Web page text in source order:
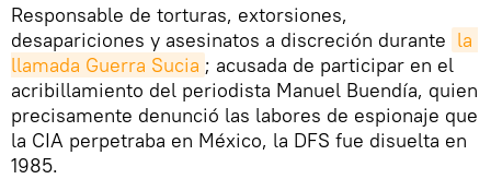
Responsable de torturas, extorsiones,
desapariciones y asesinatos a discreción durante la
llamada Guerra Sucia ; acusada de participar en el
acribillamiento del periodista Manuel Buendía, quien
precisamente denunció las labores de espionaje que
la CIA perpetraba en México, la DFS fue disuelta en
1985.